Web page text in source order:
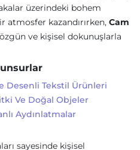
üzerindeki bohem
atmosfer kazandırırken, Cam
ve kişisel dokunuşlarla
Desenli Tekstil Ürünleri
Ve Doğal Objeler
Aydınlatmalar
sayesinde kişisel